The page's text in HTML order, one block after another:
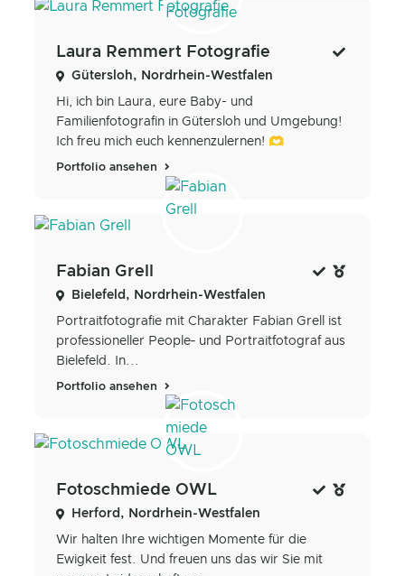
Laura Remmert Fotografie
Gütersloh, Nordrhein-Westfalen
Hi, ich bin Laura, eure Baby- und
Familienfotografin in Gütersloh und Umgebung!
Ich freu mich euch kennenzulernen! 🫶
Portfolio ansehen
Fabian Grell
Bielefeld, Nordrhein-Westfalen
Portraitfotografie mit Charakter Fabian Grell ist
professioneller People‑ und Portraitfotograf aus
Bielefeld. In...
Portfolio ansehen
Fotoschmiede OWL
Herford, Nordrhein-Westfalen
Wir halten Ihre wichtigen Momente für die
Ewigkeit fest. Und freuen uns das wir Sie mit